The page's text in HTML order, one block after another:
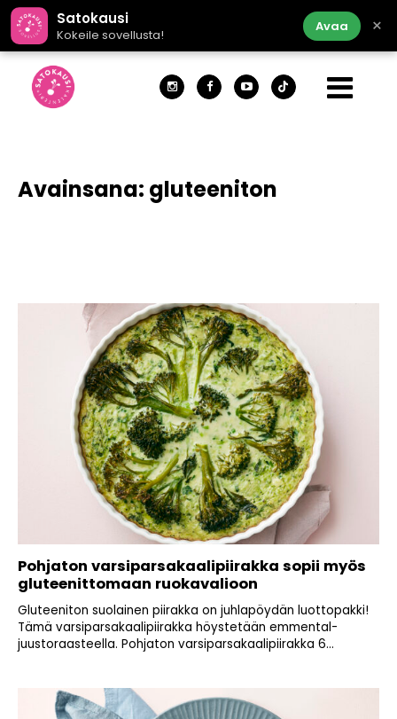
Satokausi
Kokeile sovellusta!
Avaa ×
Avainsana: gluteeniton
Pohjaton varsiparsakaalipiirakka sopii myös
gluteenittomaan ruokavalioon
Gluteeniton suolainen piirakka on juhlapöydän luottopakki!
Tämä varsiparsakaalipiirakka höystetään emmental-
juustoraasteella. Pohjaton varsiparsakaalipiirakka 6...